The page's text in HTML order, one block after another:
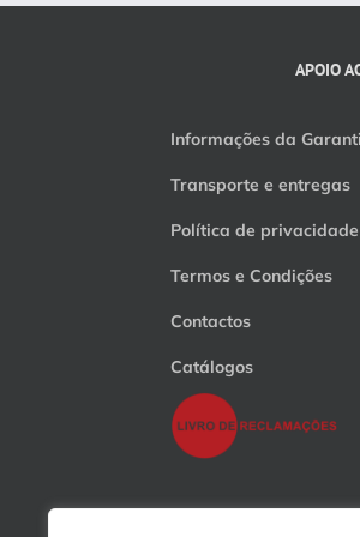
APOIO
Informações da
Transporte e entregas
Política de privacidade
Termos e Condições
Contactos
Catálogos